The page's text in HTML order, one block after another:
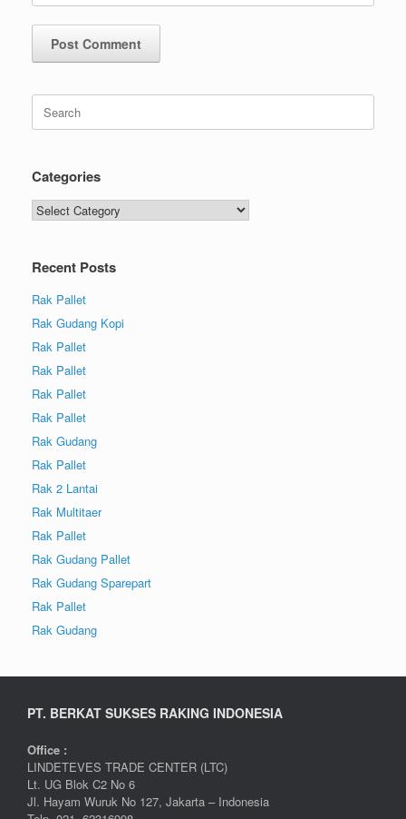
Categories
Recent Posts
Rak Pallet
Rak Gudang Kopi
Rak Pallet
Rak Pallet
Rak Pallet
Rak Pallet
Rak Gudang
Rak Pallet
Rak 2 Lantai
Rak Multitaer
Rak Pallet
Rak Gudang Pallet
Rak Gudang Sparepart
Rak Pallet
Rak Gudang
PT. BERKAT SUKSES RAKING INDONESIA
Office :
LINDETEVES TRADE CENTER (LTC)
Lt. UG Blok C2 No 6
Jl. Hayam Wuruk No 127, Jakarta – Indonesia